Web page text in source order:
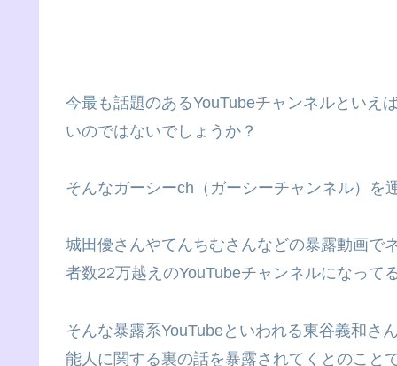
今最も話題のあるYouTubeチャンネルといえ
いのではないでしょうか？
そんなガーシーch（ガーシーチャンネル）を
城田優さんやてんちむさんなどの暴露動画で
者数22万越えのYouTubeチャンネルになって
そんな暴露系YouTubeといわれる東谷義和さ
能人に関する裏の話を暴露されてくとのこと